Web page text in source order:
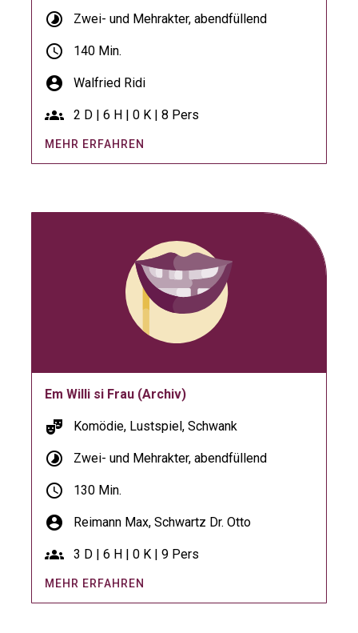
timelapse Zwei- und Mehrakter, abendfüllend
schedule 140 Min.
account_circle Walfried Ridi
groups 2 D | 6 H | 0 K | 8 Pers
MEHR ERFAHREN
Em Willi si Frau (Archiv)
theater_comedy Komödie, Lustspiel, Schwank
timelapse Zwei- und Mehrakter, abendfüllend
schedule 130 Min.
account_circle Reimann Max,Schwartz Dr. Otto
groups 3 D | 6 H | 0 K | 9 Pers
MEHR ERFAHREN